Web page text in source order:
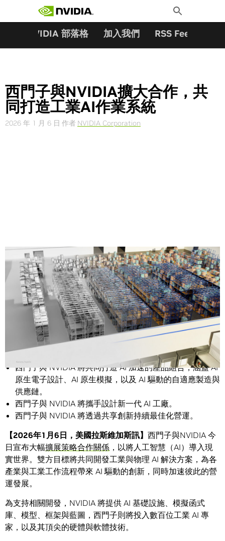
Toggle
Search
NVIDIA 部落格 加入我們 RSS Feeds
西門子與NVIDIA擴大合作，共
同打造工業AI作業系統
2026 年 1 月 6 日 作者 NVIDIA Corporation
Share
透過 AI，西門子與 NVIDIA 正重新定義整個端到端的工業
價值鏈，從設計與工程到製造、生產、營運乃至供應鏈。
西門子與 NVIDIA 將共同打造 AI 加速的產品組合，涵蓋 AI
原生電子設計、AI 原生模擬，以及 AI 驅動的自適應製造與
供應鏈。
西門子與 NVIDIA 將攜手設計新一代 AI 工廠。
西門子與 NVIDIA 將透過共享創新持續最佳化營運。
【2026年1 月 6 日，美國拉斯維加斯訊】 西門子與NVIDIA 今
日宣布大幅擴展策略合作關係 ，以將人工智慧（AI）導入現
實世界。雙方目標將共同開發工業與物理 AI 解決方案，為各
產業與工業工作流程帶來 AI 驅動的創新，同時加速彼此的營
運發展。
為支持相關開發，NVIDIA 將提供 AI 基礎設施、模擬函式
庫、模型、框架與藍圖，西門子則將投入數百位工業 AI 專
家，以及其頂尖的硬體與軟體技術。